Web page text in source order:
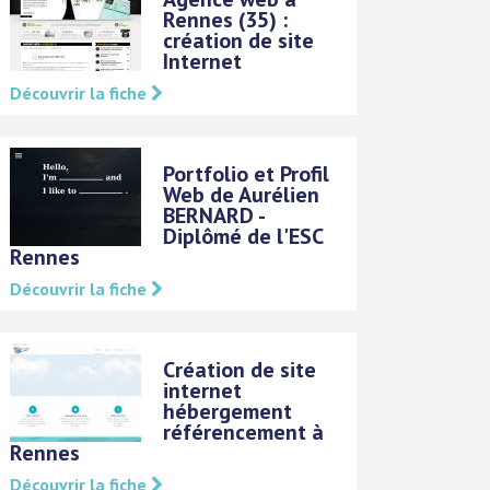
Rennes (35) :
création de site
Internet
Découvrir la fiche
Portfolio et Profil
Web de Aurélien
BERNARD -
Diplômé de l'ESC
Rennes
Découvrir la fiche
Création de site
internet
hébergement
référencement à
Rennes
Découvrir la fiche